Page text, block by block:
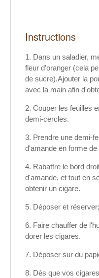
Instructions
Dans un saladier,
fleur d'oranger (cela
de sucre).Ajouter la
avec la main afin
Couper les feuilles
demi-cercles.
Prendre une demi-
d'amande en forme
Rabattre le bord
d'amande, et tout en
obtenir un cigare.
Déposer et
Faire chauffer de
dorer les cigares.
Déposer sur du
Dès que vos